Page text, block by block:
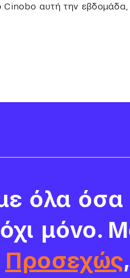
Cinobo αυτή την
όλα όσα
μόνο.
Προσεχώς